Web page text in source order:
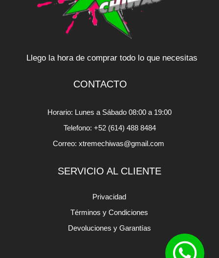
Llego la hora de comprar todo lo que necesitas
CONTACTO
Horario: Lunes a Sábado 08:00 a 19:00
Telefono: +52 (614) 488 8484
Correo: xtremechiwas@gmail.com
SERVICIO AL CLIENTE
Privacidad
Términos y Condiciones
Devoluciones y Garantías